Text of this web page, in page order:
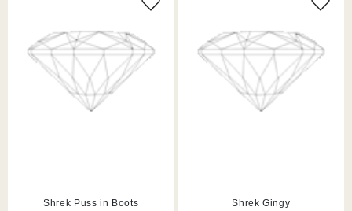
Shrek Puss in Boots Shrek Gingy